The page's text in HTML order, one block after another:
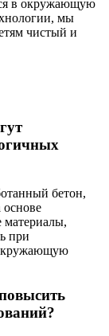
в окружающую
мы
чистый и
бетон,
основе
при